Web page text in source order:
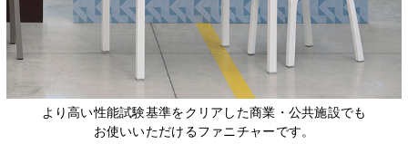
より高い性能試験基準をクリアした商業・公共施設でも
お使いいただけるファニチャーです。